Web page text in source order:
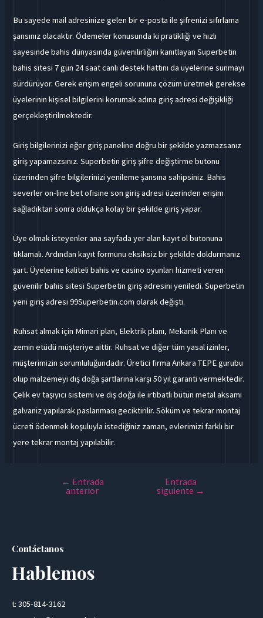
Bu sayede mail adresinize gelen bir e-posta ile şifrenizi sıfırlama
şansınız olacaktır. Ödemeler konusunda ki pratikliği ve hızlı
sayesinde bahis dünyasında güvenilirliğini kanıtlayan Superbetin
bahis sitesi 7 gün 24 saat canlı destek hattını da üyelerine sunmayı
sürdürüyor. Gerek erişim engeli sorununa çözüm üretmek gerekse
üyelerinin kişisel bilgilerini korumak adına giriş adresi değişikliği
gerçekleştirilmektedir.
Giriş bilgilerinizi eğer giriş paneline doğru bir şekilde yazmazsanız
giriş yapamazsınız. Superbetin giriş şifre değiştirme butonu
üzerinden şifre bilgilerinizi yenileme şansına sahipsiniz. Bahis
severler on-line bet ofisine son giriş adresi üzerinden erişim
sağladıktan sonra oldukça kolay bir şekilde giriş yapar.
Üye olmak isteyenler ana sayfada yer alan kayıt ol butonuna
tıklamalı. Ardından kayıt formunu eksiksiz bir şekilde doldurmanız
şart. Üyelerine kaliteli bahis ve casino oyunları hizmeti veren
güvenilir bahis sitesi Superbetin giriş adresini yeniledi. Superbetin
yeni giriş adresi 99Superbetin.com olarak değişti.
Ruhsat almak için Mimari plan, Elektrik planı, Mekanik Planı ve
zemin etüdü müşteriye aittir. Ruhsat ve diğer tüm yasal izinler,
müşterimizin sorumluluğundadır. Üretici firma Ankara TEPE gurubu
olup malzemeyi dış doğa şartlarına karşı 50 yıl garanti vermektedir.
Çelik ev taşıyıcı sistemi ve dış doğa ile irtibatlı bütün metal aksamı
galvaniz yapılarak paslanması geciktirilir. Söküm ve tekrar montaj
ücreti ödenmek koşuluyla istediğiniz zaman, evlerimizi farklı bir
yere tekrar montaj yapılabilir.
← Entrada
anterior
Entrada
siguiente →
Contáctanos
Hablemos
t: 305-814-3162